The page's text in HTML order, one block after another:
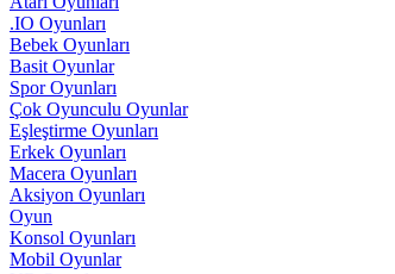
.IO Oyunları
Bebek Oyunları
Basit Oyunlar
Spor Oyunları
Çok Oyunculu Oyunlar
Eşleştirme Oyunları
Erkek Oyunları
Macera Oyunları
Aksiyon Oyunları
Oyun
Konsol Oyunları
Mobil Oyunlar